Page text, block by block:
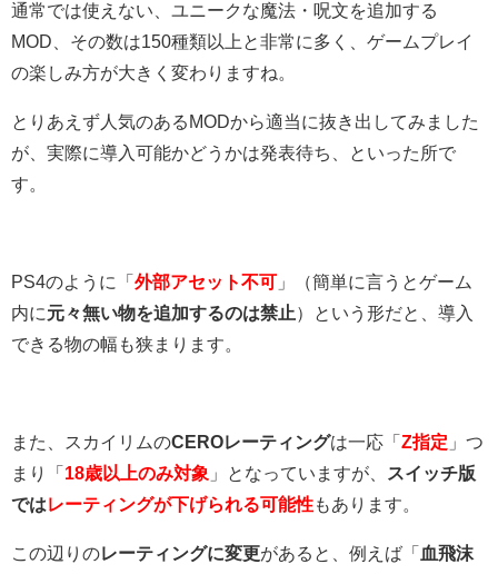
通常では使えない、ユニークな魔法・呪文を追加する
MOD、その数は150種類以上と非常に多く、ゲームプレイ
の楽しみ方が大きく変わりますね。
とりあえず人気のあるMODから適当に抜き出してみました
が、実際に導入可能かどうかは発表待ち、といった所で
す。
PS4のように「 外部アセット不可 」（簡単に言うとゲーム
内に元々無い物を追加するのは禁止）という形だと、導入
できる物の幅も狭まります。
また、スカイリムのCEROレーティングは一応「 Z指定 」つ
まり「 18歳以上のみ対象 」となっていますが、
スイッチ版
ではレーティングが下げられる可能性もあります。
この辺りのレーティングに変更があると、例えば「 血飛沫